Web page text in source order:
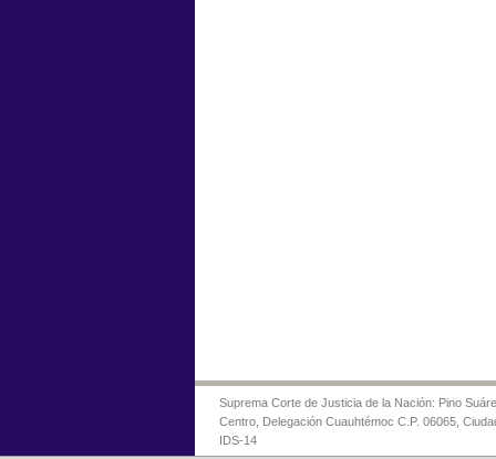
Suprema Corte de Justicia de la Nación: Pino
Centro, Delegación Cuauhtémoc C.P. 06065,
IDS-14